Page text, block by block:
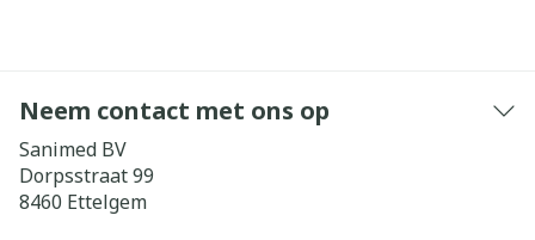
Neem contact met ons op
Sanimed BV
Dorpsstraat 99
8460 Ettelgem